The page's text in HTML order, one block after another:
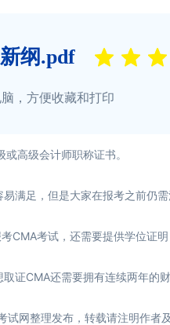
纲.pdf
，方便收藏和打印
高级会计师职称证书。
足，但是大家在报考之前仍需
考试，还需要提供学位证明
CMA还需要拥有连续两年的财
整理发布，转载请注明作者